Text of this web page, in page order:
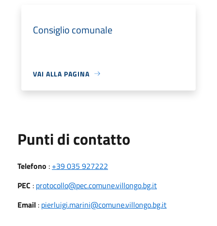
Consiglio comunale
VAI ALLA PAGINA
Punti di contatto
Telefono : +39 035 927222
PEC : protocollo@pec.comune.villongo.bg.it
Email : pierluigi.marini@comune.villongo.bg.it